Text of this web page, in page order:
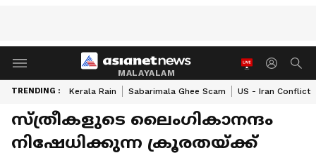
MALAYALAM
TRENDING : Kerala Rain Sabarimala Ghee Scam US - Iran Conflict
സ്ത്രീകളുടെ ലൈംഗികാനന്ദം
നിഷേധിക്കുന്ന ക്രൂരതയ്ക്ക്